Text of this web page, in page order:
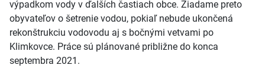
výpadkom vody v ďalších častiach obce. Žiadame preto
obyvateľov o šetrenie vodou, pokiaľ nebude ukončená
rekonštrukciu vodovodu aj s bočnými vetvami po
Klimkovce. Práce sú plánované približne do konca
septembra 2021.